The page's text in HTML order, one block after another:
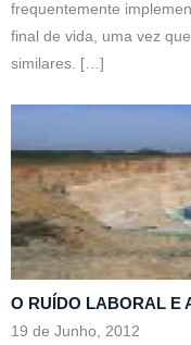
frequentemente
final de vida, uma vez
similares. […]
O RUÍDO LABORAL E
19 de Junho, 2012